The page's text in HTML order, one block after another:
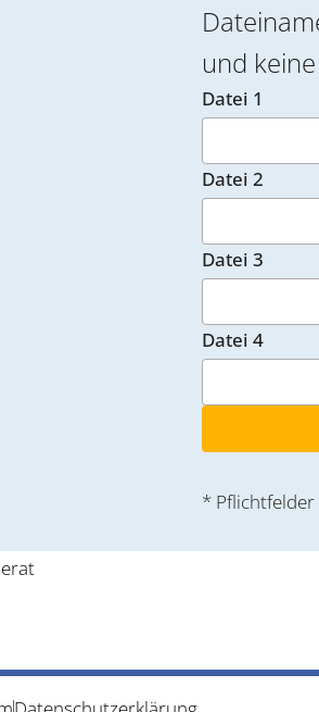
und
Datei 1
Datei 2
Datei 3
Datei 4
* Pflichtfelder